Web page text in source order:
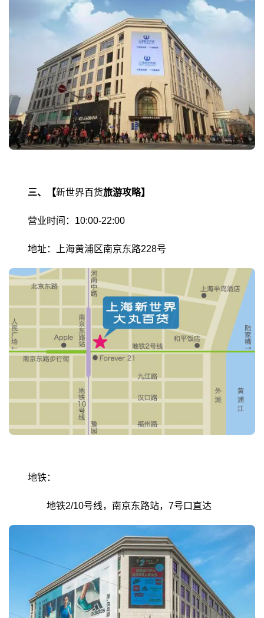
三、【新世界百货旅游攻略】
营业时间：10:00-22:00
地址：上海黄浦区南京东路228号
地铁：
地铁2/10号线，南京东路站，7号口直达